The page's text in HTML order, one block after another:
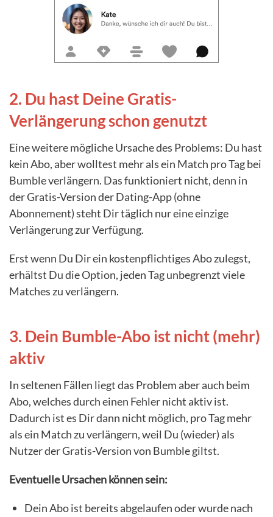
2. Du hast Deine Gratis-
Verlängerung schon genutzt
Eine weitere mögliche Ursache des Problems: Du hast
kein Abo, aber wolltest mehr als ein Match pro Tag bei
Bumble verlängern. Das funktioniert nicht, denn in
der Gratis-Version der Dating-App (ohne
Abonnement) steht Dir täglich nur eine einzige
Verlängerung zur Verfügung.
Erst wenn Du Dir ein kostenpflichtiges Abo zulegst,
erhältst Du die Option, jeden Tag unbegrenzt viele
Matches zu verlängern.
3. Dein Bumble-Abo ist nicht (mehr)
aktiv
In seltenen Fällen liegt das Problem aber auch beim
Abo, welches durch einen Fehler nicht aktiv ist.
Dadurch ist es Dir dann nicht möglich, pro Tag mehr
als ein Match zu verlängern, weil Du (wieder) als
Nutzer der Gratis-Version von Bumble giltst.
Eventuelle Ursachen können sein:
Dein Abo ist bereits abgelaufen oder wurde nach